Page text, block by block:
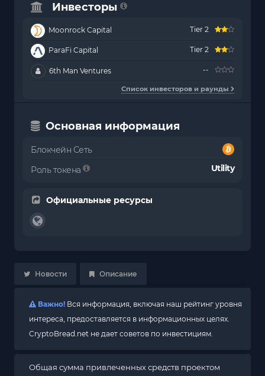
Инвесторы
Moonrock Capital Tier 2
ParaFi Capital Tier 2
6th Man Ventures --
Список инвесторов и раунды
Основная информация
Блокчейн Сеть
Роль токена
Utility
Официальные ресурсы
Новости Описание
Важно! Вся информация, включая наш рейтинг уровня
интереса, предоставляется в информационных целях.
CryptoBread.net не дает советов по инвестициям.
Общая сумма привлеченных средств проектом